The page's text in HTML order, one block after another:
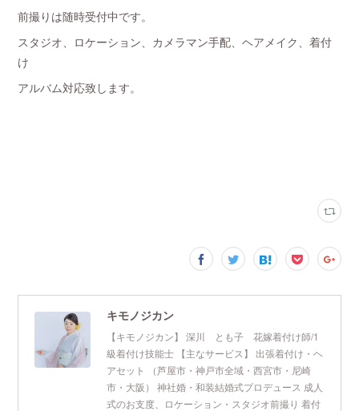
前撮りは随時受付中です。
スタジオ、ロケーション、カメラマン手配、ヘアメイク、着付
け
アルバム対応致します。
キモノジカン
【キモノジカン】 深川 とも子 花嫁着付け師/1
級着付け技能士 【主なサービス】 出張着付け・ヘ
アセット （芦屋市・神戸市全域・西宮市・尼崎
市・大阪） 神社婚・和装結婚式プロデュース 成人
式のお支度、ロケーション・スタジオ前撮り 着付